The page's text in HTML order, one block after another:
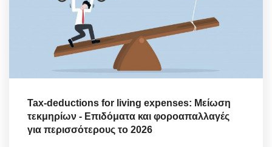
Tax-deductions for living expenses: Μείωση
τεκμηρίων - Επιδόματα και φοροαπαλλαγές
για περισσότερους το 2026